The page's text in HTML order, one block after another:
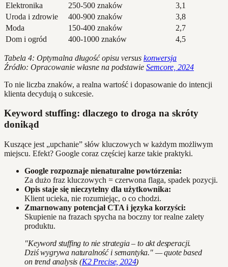
Elektronika
250-500 znaków
3,1
Uroda i zdrowie
400-900 znaków
3,8
Moda
150-400 znaków
2,7
Dom i ogród
400-1000 znaków 4,5
Tabela 4: Optymalna długość opisu versus konwersja
Źródło: Opracowanie własne na podstawie Semcore, 2024
To nie liczba znaków, a realna wartość i dopasowanie do intencji
klienta decydują o sukcesie.
Keyword stuffing: dlaczego to droga na skróty
donikąd
Kuszące jest „upchanie” słów kluczowych w każdym możliwym
miejscu. Efekt? Google coraz częściej karze takie praktyki.
Google rozpoznaje nienaturalne powtórzenia:
Za dużo fraz kluczowych = czerwona flaga, spadek pozycji.
Opis staje się nieczytelny dla użytkownika:
Klient ucieka, nie rozumiejąc, o co chodzi.
Zmarnowany potencjał CTA i języka korzyści:
Skupienie na frazach spycha na boczny tor realne zalety
produktu.
"Keyword stuffing to nie strategia – to akt desperacji.
Dziś wygrywa naturalność i semantyka." — quote based
on trend analysis (K2 Precise, 2024)